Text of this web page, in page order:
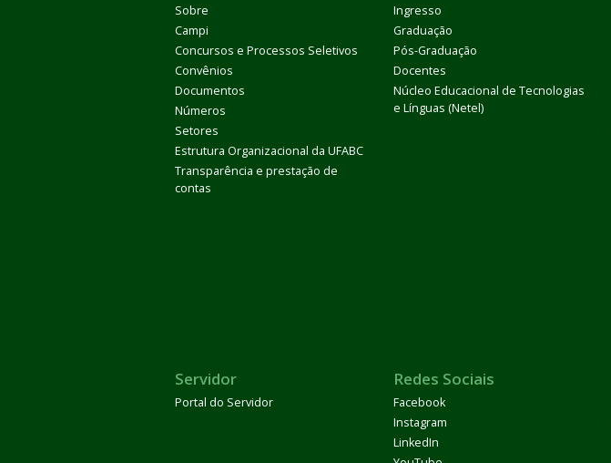
Sobre
Campi
Concursos e Processos Seletivos
Convênios
Documentos
Números
Setores
Estrutura Organizacional da UFABC
Transparência e prestação de
contas
Ingresso
Graduação
Pós-Graduação
Docentes
Núcleo Educacional de Tecnologias
e Línguas (Netel)
Servidor
Portal do Servidor
Redes Sociais
Facebook
Instagram
LinkedIn